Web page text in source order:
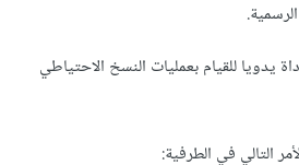
يدويا للقيام بعمليات النسخ الاحتياطي
التالي في الطرفية: